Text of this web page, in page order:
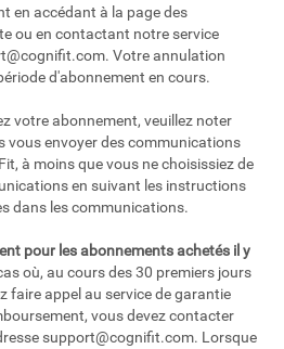
en accédant à la page des
ou en contactant notre service
. Votre annulation
d'abonnement en cours.
votre abonnement, veuillez noter
vous envoyer des communications
à moins que vous ne choisissiez de
en suivant les instructions
dans les communications.
pour les abonnements achetés il y
où, au cours des 30 premiers jours
faire appel au service de garantie
vous devez contacter
support@cognifit.com. Lorsque